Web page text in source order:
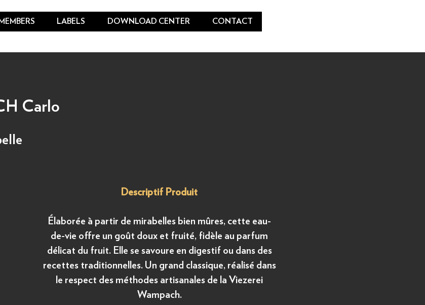
MEMBERS LABELS DOWNLOAD CENTER CONTACT
Carlo
Descriptif Produit
Élaborée à partir de mirabelles bien mûres, cette eau-
de-vie offre un goût doux et fruité, fidèle au parfum
délicat du fruit. Elle se savoure en digestif ou dans des
recettes traditionnelles. Un grand classique, réalisé dans
le respect des méthodes artisanales de la Viezerei
Wampach.